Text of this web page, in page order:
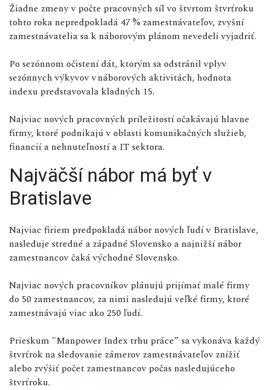
Žiadne zmeny v počte pracovných síl vo štvrtom štvrťroku
tohto roka nepredpokladá 47 % zamestnávateľov, zvyšní
zamestnávatelia sa k náborovým plánom nevedeli vyjadriť.
Po sezónnom očistení dát, ktorým sa odstránil vplyv
sezónnych výkyvov v náborových aktivitách, hodnota
indexu predstavovala kladných 15.
Najviac nových pracovných príležitostí očakávajú hlavne
firmy, ktoré podnikajú v oblasti komunikačných služieb,
financií a nehnuteľností a IT sektora.
Najväčší nábor má byť v
Bratislave
Najviac firiem predpokladá nábor nových ľudí v Bratislave,
nasleduje stredné a západné Slovensko a najnižší nábor
zamestnancov čaká východné Slovensko.
Najviac nových pracovníkov plánujú prijímať malé firmy
do 50 zamestnancov, za nimi nasledujú veľké firmy, ktoré
zamestnávajú viac ako 250 ľudí.
Prieskum "Manpower Index trhu práce” sa vykonáva každý
štvrťrok na sledovanie zámerov zamestnávateľov znížiť
alebo zvýšiť počet zamestnancov počas nasledujúceho
štvrťroku.